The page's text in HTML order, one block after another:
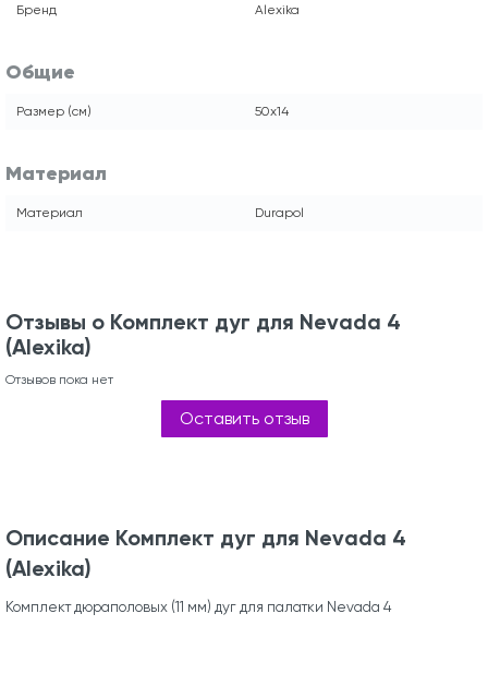
Бренд Alexika
Общие
Размер (см) 50x14
Материал
Материал Durapol
Отзывы о Комплект дуг для Nevada 4
(Alexika)
Отзывов пока нет
Оставить отзыв
Описание Комплект дуг для Nevada 4
(Alexika)
Комплект дюраполовых (11 мм) дуг для палатки Nevada 4